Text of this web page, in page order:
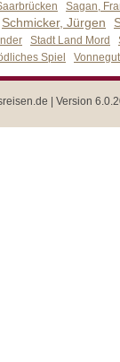
Sagan,
Schmicker, Jürgen
Stadt Land Mord
Spiel
| Version